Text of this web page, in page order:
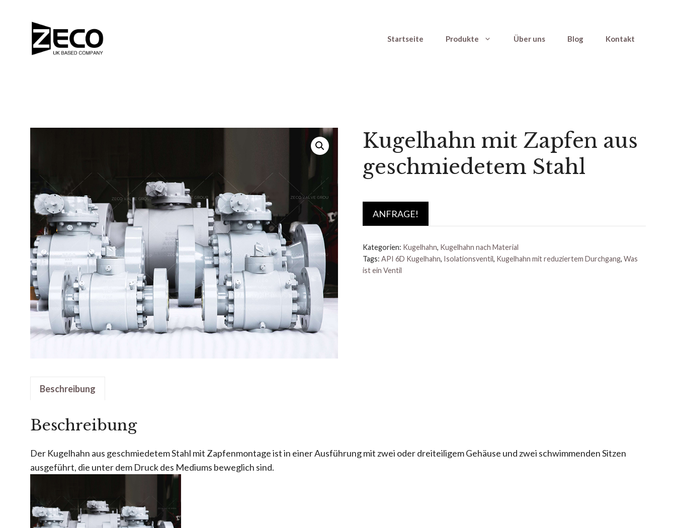
Startseite Produkte Über uns Blog Kontakt
Kugelhahn mit Zapfen aus
geschmiedetem Stahl
ANFRAGE!
Kategorien: Kugelhahn, Kugelhahn nach Material
Tags: API 6D Kugelhahn, Isolationsventil, Kugelhahn mit reduziertem Durchgang, Was
ist ein Ventil
Beschreibung
Beschreibung
Der Kugelhahn aus geschmiedetem Stahl mit Zapfenmontage ist in einer Ausführung mit zwei oder dreiteiligem Gehäuse und zwei schwimmenden Sitzen
ausgeführt, die unter dem Druck des Mediums beweglich sind.